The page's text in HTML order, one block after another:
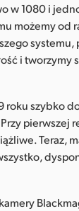
w 1080 i
możemy od
i tworzymy
roku szybko
pierwszej
Teraz,